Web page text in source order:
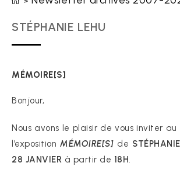
STÉPHANIE LEHU
MÉMOIRE[S]
Bonjour,
Nous avons le plaisir de vous inviter au
l’exposition MÉMOIRE[S] de
28 JANVIER à partir de 18H.